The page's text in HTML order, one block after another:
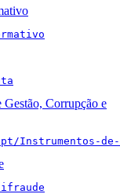
Gestão, Corrupção e
de-